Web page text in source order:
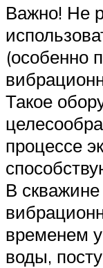
Важно! Не
(особенно
Такое
процессе
В
временем
воды,